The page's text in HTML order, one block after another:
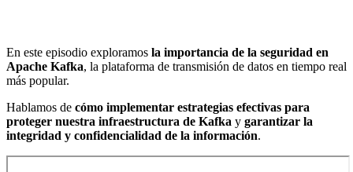
En este episodio exploramos la importancia de la seguridad en
Apache Kafka, la plataforma de transmisión de datos en tiempo real
más popular.
Hablamos de cómo implementar estrategias efectivas para
proteger nuestra infraestructura de Kafka y garantizar la
integridad y confidencialidad de la información.